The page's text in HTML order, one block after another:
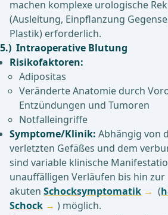
machen komplexe urologische
(Ausleitung, Einpflanzung
Plastik) erforderlich.
5.) Intraoperative Blutung
Risikofaktoren:
Adipositas
Veränderte Anatomie durch
Entzündungen und Tumoren
Notfalleingriffe
Symptome/Klinik: Abhängig von
verletzten Gefäßes und dem
sind variable klinische
unauffälligen Verläufen bis hin zur
akuten Schocksymptomatik (
Schock
) möglich.